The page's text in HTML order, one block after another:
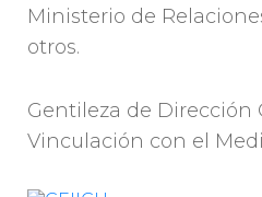
Ministerio de
otros.
Gentileza de Dirección
Vinculación con el